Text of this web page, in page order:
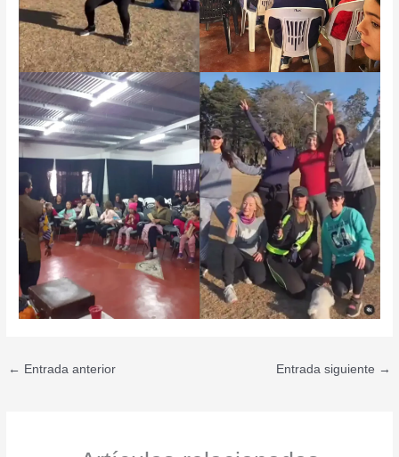
← Entrada anterior Entrada siguiente →